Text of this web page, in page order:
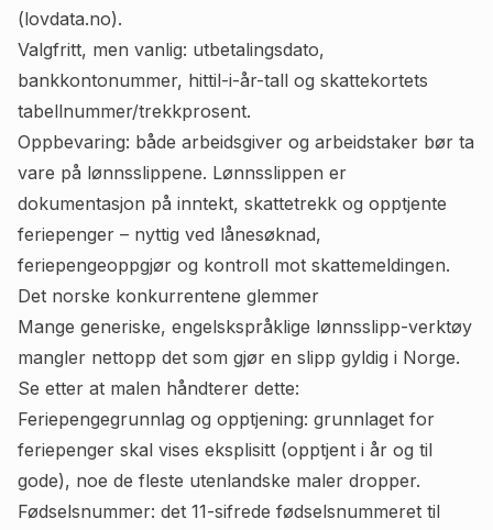
(lovdata.no).
Valgfritt, men vanlig: utbetalingsdato,
bankkontonummer, hittil-i-år-tall og skattekortets
tabellnummer/trekkprosent.
Oppbevaring: både arbeidsgiver og arbeidstaker bør ta
vare på lønnsslippene. Lønnsslippen er
dokumentasjon på inntekt, skattetrekk og opptjente
feriepenger – nyttig ved lånesøknad,
feriepengeoppgjør og kontroll mot skattemeldingen.
Det norske konkurrentene glemmer
Mange generiske, engelskspråklige lønnsslipp-verktøy
mangler nettopp det som gjør en slipp gyldig i Norge.
Se etter at malen håndterer dette:
Feriepengegrunnlag og opptjening: grunnlaget for
feriepenger skal vises eksplisitt (opptjent i år og til
gode), noe de fleste utenlandske maler dropper.
Fødselsnummer: det 11-sifrede fødselsnummeret til